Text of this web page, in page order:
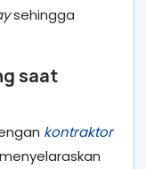
sehingga
saat
kontraktor